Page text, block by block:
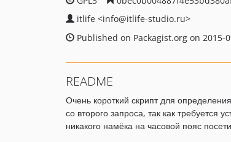
itlife <info@itlife-studio.ru>
Published on Packagist.org on 2015-
README
Очень короткий скрипт для
со второго запроса, так как требуется
никакого намёка на часовой пояс